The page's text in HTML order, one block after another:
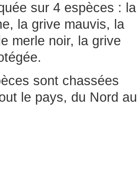
sur 4 espèces : la
la grive mauvis, la
merle noir, la grive
sont chassées
le pays, du Nord au